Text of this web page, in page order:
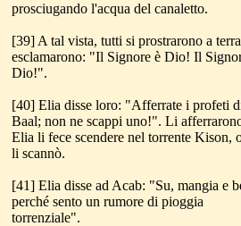
prosciugando l'acqua del canaletto.
[39] A tal vista, tutti si prostrarono a
esclamarono: "Il Signore è Dio! Il
Dio!".
[40] Elia disse loro: "Afferrate i profeti
Baal; non ne scappi uno!". Li
Elia li fece scendere nel torrente Kison,
li scannò.
[41] Elia disse ad Acab: "Su, mangia e
perché sento un rumore di pioggia
torrenziale".